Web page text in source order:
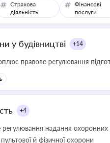
Страхова
діяльність
Фінансові
послуги
у будівництві +14
правове регулювання
+4
надання охоронних
й фізичної охорони